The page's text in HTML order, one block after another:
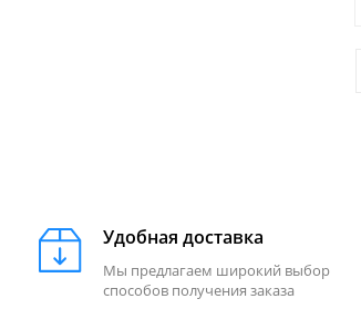
Удобная доставка
Мы предлагаем широкий выбор
способов получения заказа